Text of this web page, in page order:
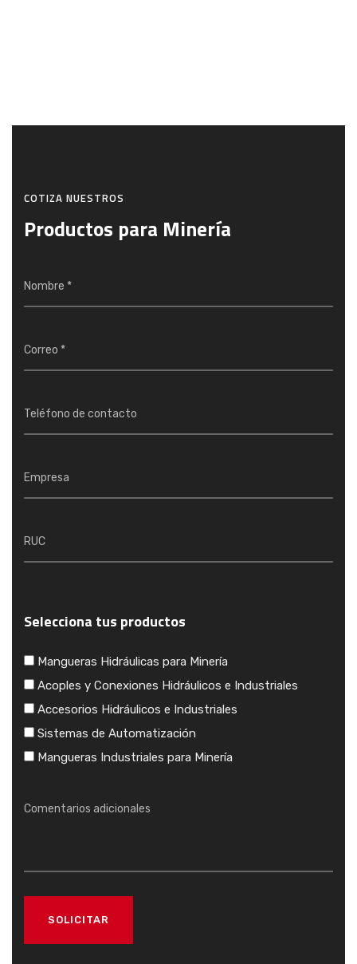
COTIZA NUESTROS
Productos para Minería
Selecciona tus productos
Mangueras Hidráulicas para Minería
Acoples y Conexiones Hidráulicos e Industriales
Accesorios Hidráulicos e Industriales
Sistemas de Automatización
Mangueras Industriales para Minería